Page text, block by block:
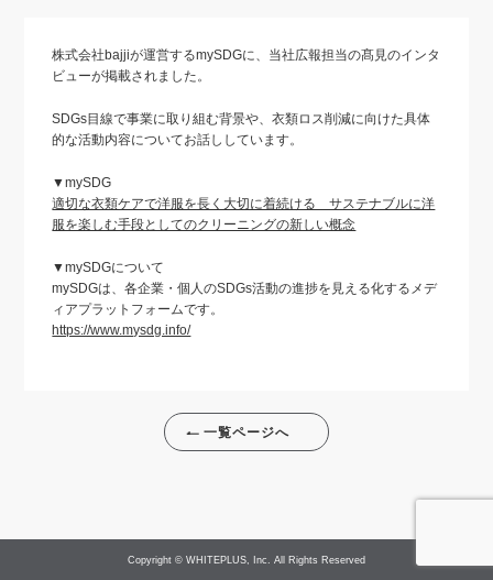
株式会社bajjiが運営するmySDGに、当社広報担当の髙見のインタ
ビューが掲載されました。
SDGs目線で事業に取り組む背景や、衣類ロス削減に向けた具体
的な活動内容についてお話ししています。
▼mySDG
適切な衣類ケアで洋服を長く大切に着続ける サステナブルに洋
服を楽しむ手段としてのクリーニングの新しい概念
▼mySDGについて
mySDGは、各企業・個人のSDGs活動の進捗を見える化するメデ
ィアプラットフォームです。
https://www.mysdg.info/
一覧ページへ
Copyright © WHITEPLUS, Inc. All Rights Reserved